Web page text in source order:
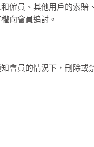
僱員、其他用戶的索賠
向會員追討。
會員的情況下，刪除或